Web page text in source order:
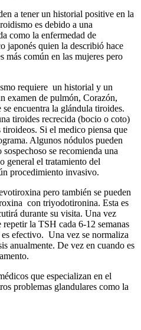
a tener un historial positive en la
es debido a una
como la enfermedad de
japonés quien la describió hace
más común en las mujeres pero
requiere un historial y un
examen de pulmón, Corazón,
encuentra la glándula tiroides.
tiroides recrecida (bocio o coto)
Si el medico piensa que
Algunos nódulos pueden
se recomienda una
general el tratamiento del
procedimiento invasivo.
pero también se pueden
con triyodotironina. Esta es
durante su visita. Una vez
la TSH cada 6-12 semanas
efectivo. Una vez se normaliza
anualmente. De vez en cuando es
que especializan en el
problemas glandulares como la